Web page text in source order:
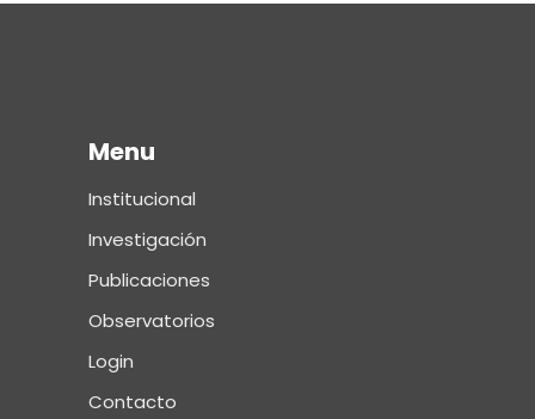
Menu
Institucional
Investigación
Publicaciones
Observatorios
Login
Contacto